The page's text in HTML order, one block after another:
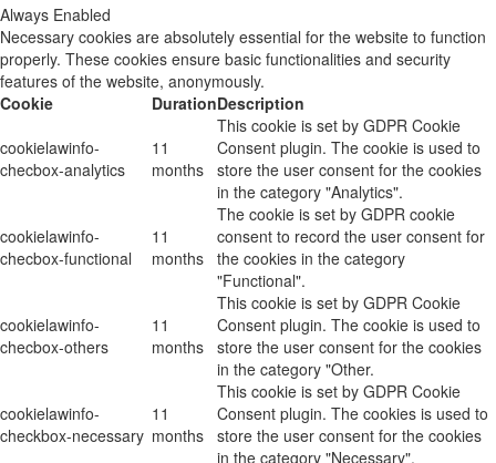
Always Enabled
Necessary cookies are absolutely essential for the website to function
properly. These cookies ensure basic functionalities and security
features of the website, anonymously.
Cookie
DurationDescription
cookielawinfo-
checbox-analytics
11
months
This cookie is set by GDPR Cookie
Consent plugin. The cookie is used to
store the user consent for the cookies
in the category "Analytics".
cookielawinfo-
checbox-functional
11
months
The cookie is set by GDPR cookie
consent to record the user consent for
the cookies in the category
"Functional".
cookielawinfo-
checbox-others
11
months
This cookie is set by GDPR Cookie
Consent plugin. The cookie is used to
store the user consent for the cookies
in the category "Other.
cookielawinfo-
checkbox-necessary
11
months
This cookie is set by GDPR Cookie
Consent plugin. The cookies is used to
store the user consent for the cookies
in the category "Necessary".